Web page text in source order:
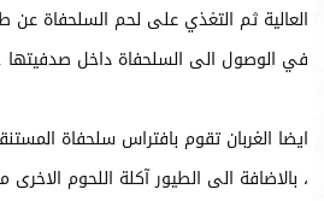
العالية ثم التغذي على لحم السلحفاة عن
في الوصول الى السلحفاة داخل صدفيتها .
ايضا الغربان تقوم بافتراس سلحفاة
، بالاضافة الى الطيور آكلة اللحوم الاخرى